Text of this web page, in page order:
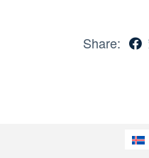
Share: